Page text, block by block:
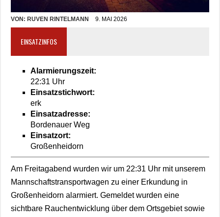
VON: RUVEN RINTELMANN 9. MAI 2026
EINSATZINFOS
Alarmierungszeit:
22:31 Uhr
Einsatzstichwort:
erk
Einsatzadresse:
Bordenauer Weg
Einsatzort:
Großenheidorn
Am Freitagabend wurden wir um 22:31 Uhr mit unserem
Mannschaftstransportwagen zu einer Erkundung in
Großenheidorn alarmiert. Gemeldet wurden eine
sichtbare Rauchentwicklung über dem Ortsgebiet sowie